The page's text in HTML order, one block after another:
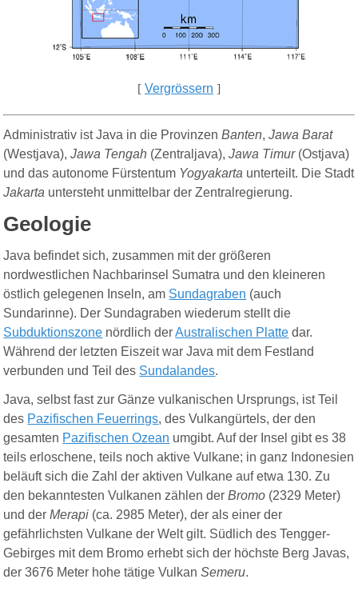
[ Vergrössern ]
Administrativ ist Java in die ProvinzenBanten,Jawa Barat
(Westjava),Jawa Tengah (Zentraljava),Jawa Timur (Ostjava)
und das autonome Fürstentum Yogyakarta unterteilt. Die Stadt
Jakarta untersteht unmittelbar der Zentralregierung.
Geologie
Java befindet sich, zusammen mit der größeren
nordwestlichen Nachbarinsel Sumatra und den kleineren
östlich gelegenen Inseln, am Sundagraben (auch
Sundarinne). Der Sundagraben wiederum stellt die
Subduktionszone nördlich derAustralischen Platte dar.
Während der letzten Eiszeit war Java mit dem Festland
verbunden und Teil des Sundalandes.
Java, selbst fast zur Gänze vulkanischen Ursprungs, ist Teil
des Pazifischen Feuerrings, des Vulkangürtels, der den
gesamten Pazifischen Ozean umgibt. Auf der Insel gibt es 38
teils erloschene, teils noch aktive Vulkane; in ganz Indonesien
beläuft sich die Zahl der aktiven Vulkane auf etwa 130. Zu
den bekanntesten Vulkanen zählen derBromo (2329 Meter)
und derMerapi (ca. 2985 Meter), der als einer der
gefährlichsten Vulkane der Welt gilt. Südlich des Tengger-
Gebirges mit dem Bromo erhebt sich der höchste Berg Javas,
der 3676 Meter hohe tätige VulkanSemeru.